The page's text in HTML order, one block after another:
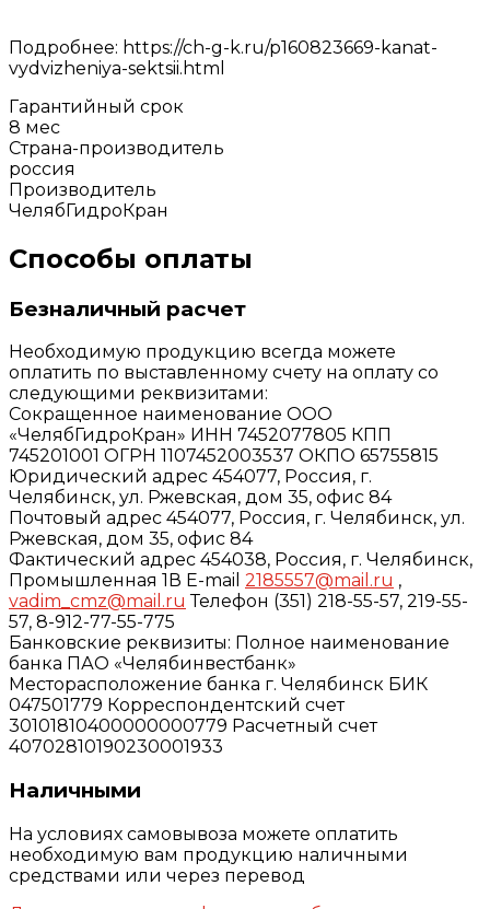
Подробнее: https://ch-g-k.ru/p160823669-kanat-
vydvizheniya-sektsii.html
Гарантийный срок
8 мес
Страна-производитель
россия
Производитель
ЧелябГидроКран
Способы оплаты
Безналичный расчет
Необходимую продукцию всегда можете
оплатить по выставленному счету на оплату со
следующими реквизитами:
Сокращенное наименование ООО
«ЧелябГидроКран» ИНН 7452077805 КПП
745201001 ОГРН 1107452003537 ОКПО 65755815
Юридический адрес 454077, Россия, г.
Челябинск, ул. Ржевская, дом 35, офис 84
Почтовый адрес 454077, Россия, г. Челябинск, ул.
Ржевская, дом 35, офис 84
Фактический адрес 454038, Россия, г. Челябинск,
Промышленная 1В E-mail 2185557@mail.ru ,
vadim_cmz@mail.ru Телефон (351) 218-55-57, 219-55-
57, 8-912-77-55-775
Банковские реквизиты: Полное наименование
банка ПАО «Челябинвестбанк»
Месторасположение банка г. Челябинск БИК
047501779 Корреспондентский счет
30101810400000000779 Расчетный счет
40702810190230001933
Наличными
На условиях самовывоза можете оплатить
необходимую вам продукцию наличными
средствами или через перевод